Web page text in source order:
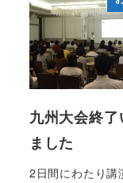
九州大会終了
ました
2日間にわたり講